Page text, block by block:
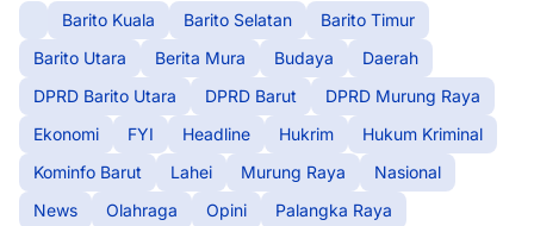
Barito Kuala Barito Selatan
Barito Timur
Barito Utara
Berita Mura Budaya
Daerah
DPRD Barito Utara
DPRD Barut
DPRD Murung Raya
Ekonomi
FYI Headline Hukrim
Hukum Kriminal
Kominfo Barut
Lahei Murung Raya
Nasional
News
Olahraga Opini
Palangka Raya